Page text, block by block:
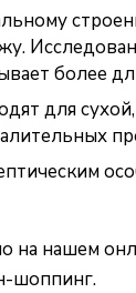
более
для
на нашем
шоппинг.